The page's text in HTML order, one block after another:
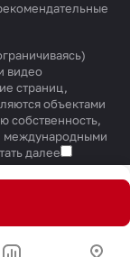
видео
страниц,
объектами
собственность,
международными
далее